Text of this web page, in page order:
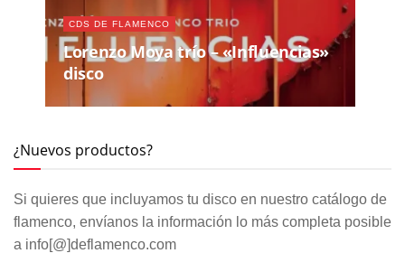
CDS DE FLAMENCO
Lorenzo Moya trío – «Influencias»
disco
¿Nuevos productos?
Si quieres que incluyamos tu disco en nuestro catálogo de
flamenco, envíanos la información lo más completa posible
a info[@]deflamenco.com